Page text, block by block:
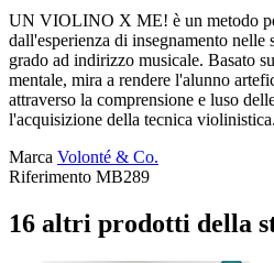
UN VIOLINO X ME! è un metodo
dall'esperienza di insegnamento nelle
grado ad indirizzo musicale. Basato
mentale, mira a rendere l'alunno
attraverso la comprensione e luso
l'acquisizione della tecnica violinistica.
Marca Volonté & Co.
Riferimento MB289
16 altri prodotti della